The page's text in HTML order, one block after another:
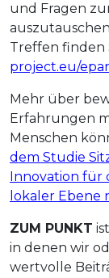
und Fragen
Treffen finden
project.eu/
Mehr über
Erfahrungen
Menschen
dem Studie
Innovation für
lokaler Ebene
ZUM PUNKT ist
in denen wir
wertvolle